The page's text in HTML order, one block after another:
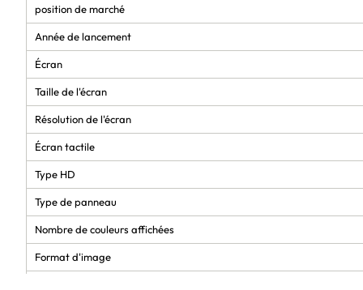
position de marché
Année de lancement
Écran
Taille de l'écran
Résolution de l'écran
Écran tactile
Type HD
Type de panneau
Nombre de couleurs affichées
Format d'image